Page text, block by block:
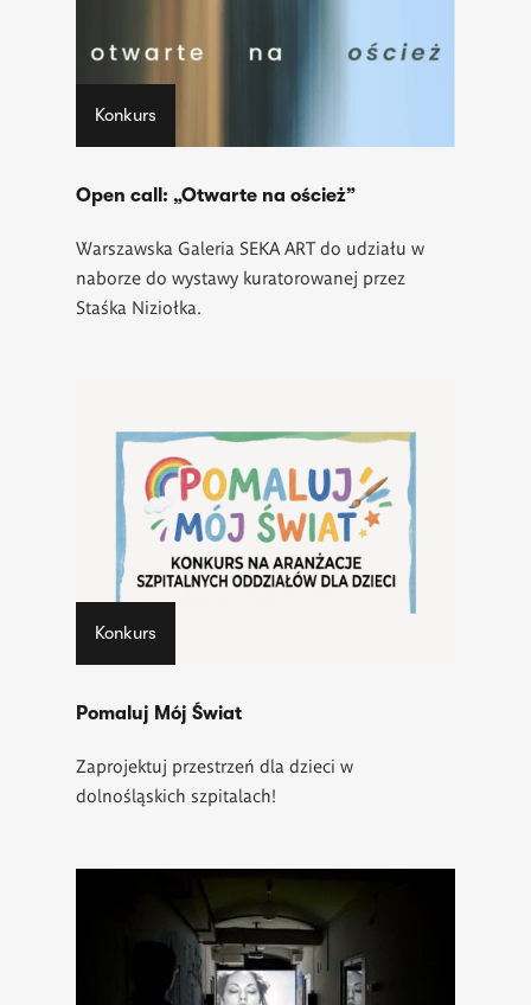
Konkurs
Open call: „Otwarte na oścież”
Warszawska Galeria SEKA ART do udziału w
naborze do wystawy kuratorowanej przez
Staśka Niziołka.
Konkurs
Pomaluj Mój Świat
Zaprojektuj przestrzeń dla dzieci w
dolnośląskich szpitalach!